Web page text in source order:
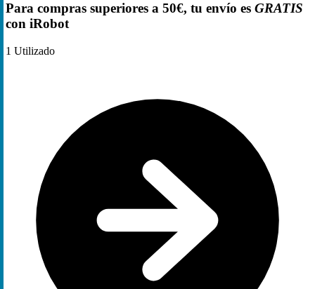
Para compras superiores a 50€, tu envío es GRATIS
con iRobot
1 Utilizado